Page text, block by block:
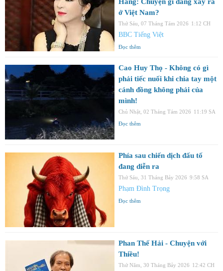
ở Việt Nam?
Thứ Sáu, 07 Tháng Tám 2026 1:12 CH
BBC Tiếng Việt
Đọc thêm
Cao Huy Thọ - Không có gì
phải tiếc nuối khi chia tay một
cánh đồng không phải của
mình!
Chủ Nhật, 02 Tháng Tám 2026 11:19 SA
Đọc thêm
Phía sau chiến dịch đấu tố
đang diễn ra
Thứ Sáu, 31 Tháng Bảy 2026 9:58 SA
Phạm Đình Trọng
Đọc thêm
Phan Thế Hải - Chuyện với
Thiều!
Thứ Năm, 30 Tháng Bảy 2026 12:42 CH